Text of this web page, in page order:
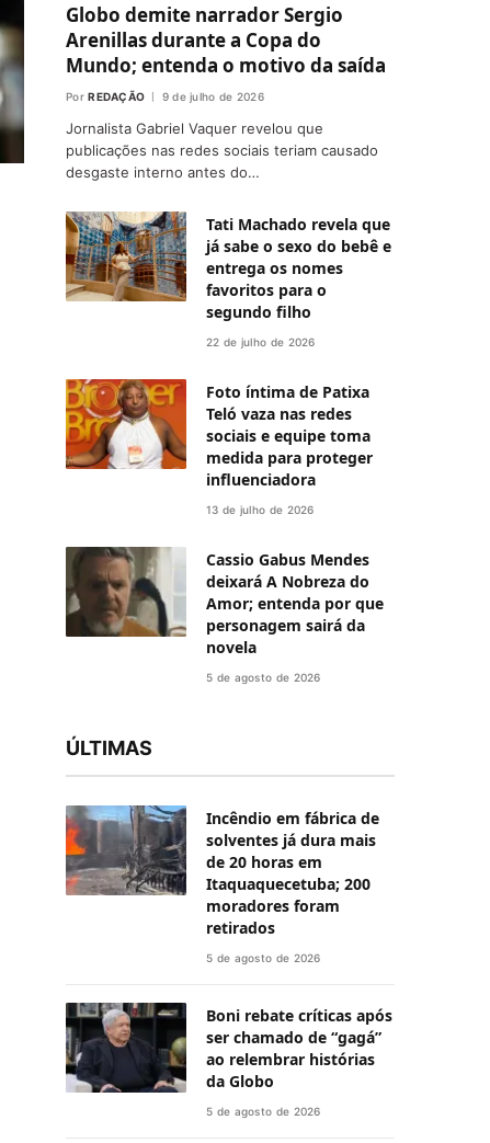
Globo demite narrador Sergio
Arenillas durante a Copa do
Mundo; entenda o motivo da saída
Por REDAÇÃO 9 de julho de 2026
Jornalista Gabriel Vaquer revelou que
publicações nas redes sociais teriam causado
desgaste interno antes do…
Tati Machado revela que
já sabe o sexo do bebê e
entrega os nomes
favoritos para o
segundo filho
22 de julho de 2026
Foto íntima de Patixa
Teló vaza nas redes
sociais e equipe toma
medida para proteger
influenciadora
13 de julho de 2026
Cassio Gabus Mendes
deixará A Nobreza do
Amor; entenda por que
personagem sairá da
novela
5 de agosto de 2026
ÚLTIMAS
Incêndio em fábrica de
solventes já dura mais
de 20 horas em
Itaquaquecetuba; 200
moradores foram
retirados
5 de agosto de 2026
Boni rebate críticas após
ser chamado de “gagá”
ao relembrar histórias
da Globo
5 de agosto de 2026